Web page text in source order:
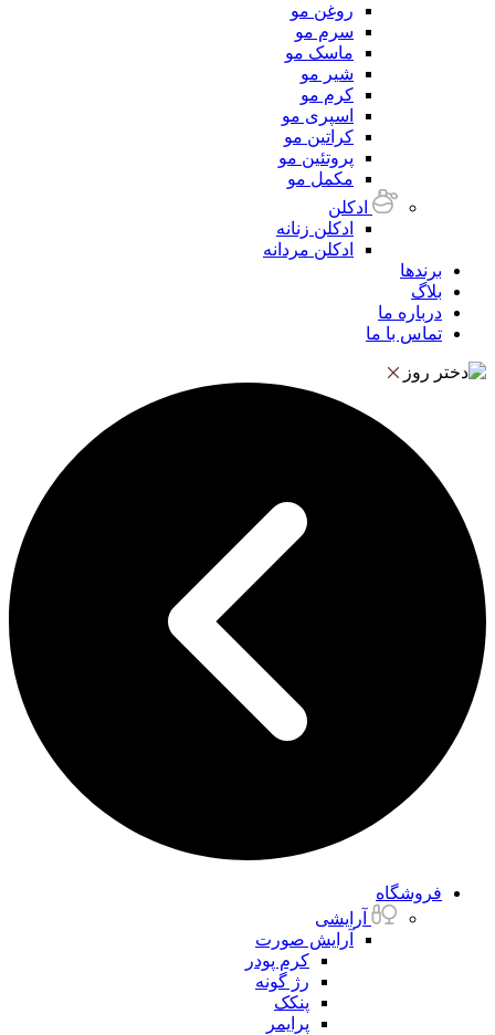
روغن مو
سرم مو
ماسک مو
شیر مو
کرم مو
اسپری مو
کراتین مو
پروتئین مو
مکمل مو
ادکلن
ادکلن زنانه
ادکلن مردانه
برندها
بلاگ
درباره ما
تماس با ما
فروشگاه
آرایشی
آرایش صورت
کرم پودر
رژ گونه
پنکک
پرایمر